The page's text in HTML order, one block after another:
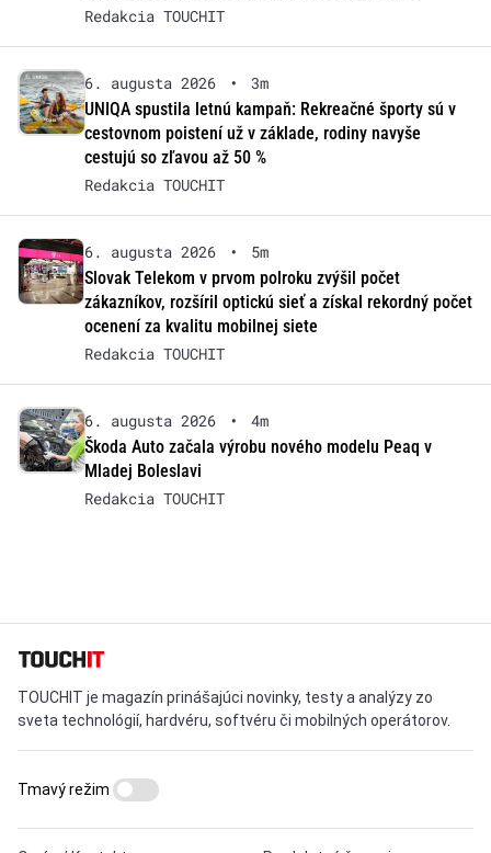
Redakcia TOUCHIT
6. augusta 2026 •
3m
UNIQA spustila letnú kampaň: Rekreačné športy sú v
cestovnom poistení už v základe, rodiny navyše
cestujú so zľavou až 50 %
Redakcia TOUCHIT
6. augusta 2026 •
5m
Slovak Telekom v prvom polroku zvýšil počet
zákazníkov, rozšíril optickú sieť a získal rekordný počet
ocenení za kvalitu mobilnej siete
Redakcia TOUCHIT
6. augusta 2026 •
4m
Škoda Auto začala výrobu nového modelu Peaq v
Mladej Boleslavi
Redakcia TOUCHIT
TOUCHIT je magazín prinášajúci novinky, testy a analýzy zo
sveta technológií, hardvéru, softvéru či mobilných operátorov.
Tmavý režim